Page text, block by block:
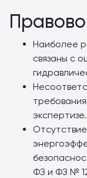
Наиболее
связаны с
экспертизе.
ФЗ и ФЗ №